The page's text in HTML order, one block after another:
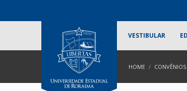
VESTIBULAR
HOME